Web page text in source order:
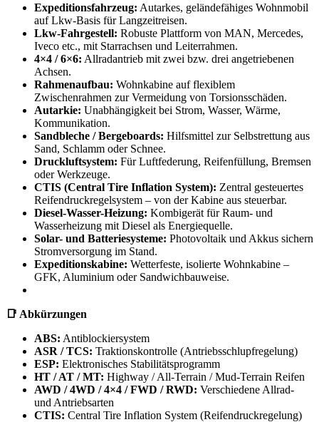
Expeditionsfahrzeug: Autarkes, geländefähiges Wohnmobil
auf Lkw-Basis für Langzeitreisen.
Lkw-Fahrgestell: Robuste Plattform von MAN, Mercedes,
Iveco etc., mit Starrachsen und Leiterrahmen.
4×4 / 6×6: Allradantrieb mit zwei bzw. drei angetriebenen
Achsen.
Rahmenaufbau: Wohnkabine auf flexiblem
Zwischenrahmen zur Vermeidung von Torsionsschäden.
Autarkie: Unabhängigkeit bei Strom, Wasser, Wärme,
Kommunikation.
Sandbleche / Bergeboards: Hilfsmittel zur Selbstrettung aus
Sand, Schlamm oder Schnee.
Druckluftsystem: Für Luftfederung, Reifenfüllung, Bremsen
oder Werkzeuge.
CTIS (Central Tire Inflation System): Zentral gesteuertes
Reifendruckregelsystem – von der Kabine aus steuerbar.
Diesel-Wasser-Heizung: Kombigerät für Raum- und
Wasserheizung mit Diesel als Energiequelle.
Solar- und Batteriesysteme: Photovoltaik und Akkus sichern
Stromversorgung im Stand.
Expeditionskabine: Wetterfeste, isolierte Wohnkabine –
GFK, Aluminium oder Sandwichbauweise.
📑 Abkürzungen
ABS: Antiblockiersystem
ASR / TCS: Traktionskontrolle (Antriebsschlupfregelung)
ESP: Elektronisches Stabilitätsprogramm
HT / AT / MT: Highway / All-Terrain / Mud-Terrain Reifen
AWD / 4WD / 4×4 / FWD / RWD: Verschiedene Allrad-
und Antriebsarten
CTIS: Central Tire Inflation System (Reifendruckregelung)